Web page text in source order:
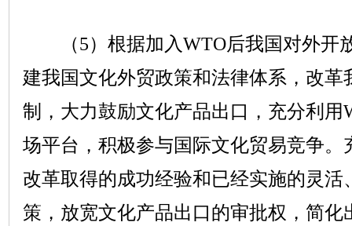
（5）根据加入WTO后我国对外开
建我国文化外贸政策和法律体系，改革
制，大力鼓励文化产品出口，充分利用
场平台，积极参与国际文化贸易竞争。
改革取得的成功经验和已经实施的灵活
策，放宽文化产品出口的审批权，简化